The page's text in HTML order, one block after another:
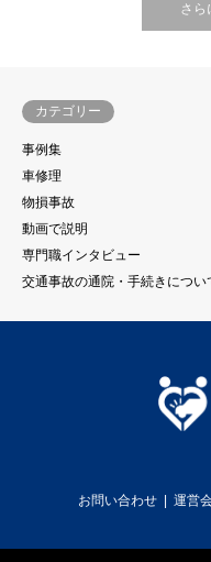
さら
カテゴリー
事例集
車修理
物損事故
動画で説明
専門職インタビュー
交通事故の通院・手続きについ
お問い合わせ 運営